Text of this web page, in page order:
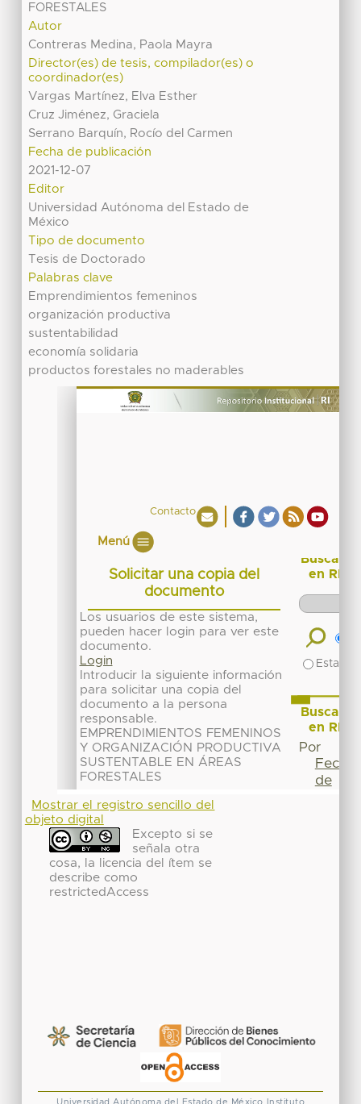
FORESTALES
Autor
Contreras Medina, Paola Mayra
Director(es) de tesis, compilador(es) o
coordinador(es)
Vargas Martínez, Elva Esther
Cruz Jiménez, Graciela
Serrano Barquín, Rocío del Carmen
Fecha de publicación
2021-12-07
Editor
Universidad Autónoma del Estado de
México
Tipo de documento
Tesis de Doctorado
Palabras clave
Emprendimientos femeninos
organización productiva
sustentabilidad
economía solidaria
productos forestales no maderables
Mostrar el registro sencillo del
objeto digital
Excepto si se
señala otra
cosa, la licencia del ítem se
describe como
restrictedAccess